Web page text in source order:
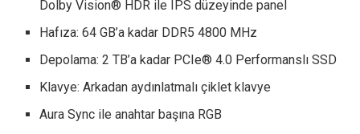
Dolby Vision® HDR ile IPS düzeyinde panel
Hafıza: 64 GB’a kadar DDR5 4800 MHz
Depolama: 2 TB’a kadar PCIe® 4.0 Performanslı SSD
Klavye: Arkadan aydınlatmalı çiklet klavye
Aura Sync ile anahtar başına RGB